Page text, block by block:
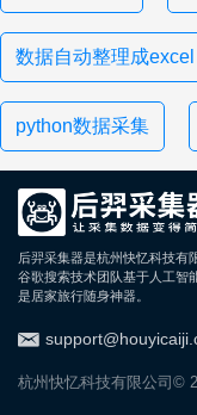
数据自动整理成excel
python数据采集
后羿采集器是杭州快忆科技有
谷歌搜索技术团队基于人工智
是居家旅行随身神器。
杭州快忆科技有限公司©